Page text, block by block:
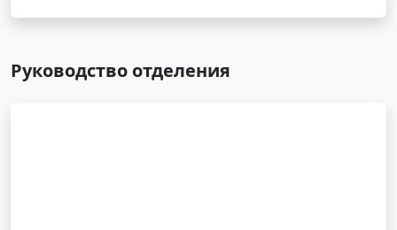
Руководство отделения